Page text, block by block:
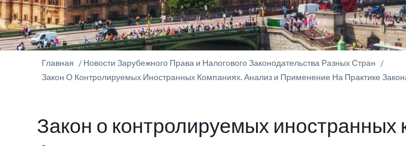
Главная
Новости Зарубежного Права и Налогового Законодательства Разных Стран
Закон О Контролируемых Иностранных Компаниях. Анализ и Применение На Практике
Закон о контролируемых иностранных